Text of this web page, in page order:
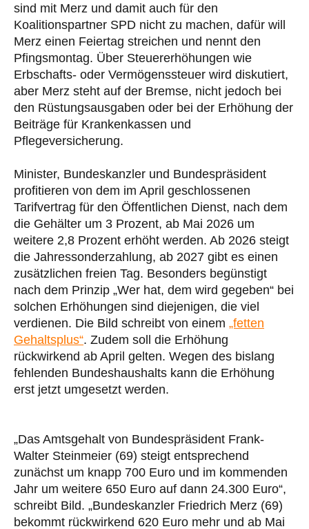
sind mit Merz und damit auch für den
Koalitionspartner SPD nicht zu machen, dafür will
Merz einen Feiertag streichen und nennt den
Pfingsmontag. Über Steuererhöhungen wie
Erbschafts- oder Vermögenssteuer wird diskutiert,
aber Merz steht auf der Bremse, nicht jedoch bei
den Rüstungsausgaben oder bei der Erhöhung der
Beiträge für Krankenkassen und
Pflegeversicherung.
Minister, Bundeskanzler und Bundespräsident
profitieren von dem im April geschlossenen
Tarifvertrag für den Öffentlichen Dienst, nach dem
die Gehälter um 3 Prozent, ab Mai 2026 um
weitere 2,8 Prozent erhöht werden. Ab 2026 steigt
die Jahressonderzahlung, ab 2027 gibt es einen
zusätzlichen freien Tag. Besonders begünstigt
nach dem Prinzip „Wer hat, dem wird gegeben“ bei
solchen Erhöhungen sind diejenigen, die viel
verdienen. Die Bild schreibt von einem „fetten
Gehaltsplus“. Zudem soll die Erhöhung
rückwirkend ab April gelten. Wegen des bislang
fehlenden Bundeshaushalts kann die Erhöhung
erst jetzt umgesetzt werden.
„Das Amtsgehalt von Bundespräsident Frank-
Walter Steinmeier (69) steigt entsprechend
zunächst um knapp 700 Euro und im kommenden
Jahr um weitere 650 Euro auf dann 24.300 Euro“,
schreibt Bild. „Bundeskanzler Friedrich Merz (69)
bekommt rückwirkend 620 Euro mehr und ab Mai